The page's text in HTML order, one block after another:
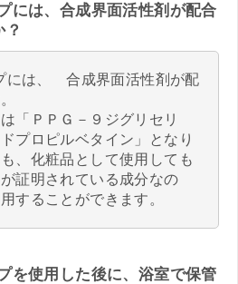
は、合成界面活性剤が配合
？
は、 合成界面活性剤が配
「ＰＰＧ－９ジグリセリ
プロピルベタイン」となり
、化粧品として使用しても
証明されている成分なの
することができます。
使用した後に、浴室で保管